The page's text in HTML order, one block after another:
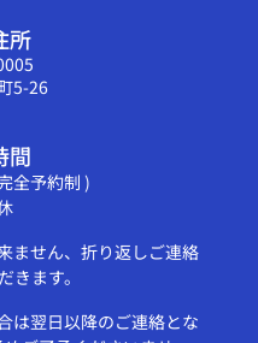
所
5-26
間
全予約制 )
ません、折り返しご連絡
きます。
は翌日以降のご連絡とな